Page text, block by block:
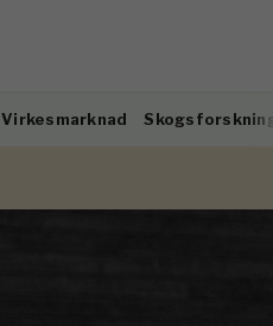
Virkesmarknad Skogsforskning